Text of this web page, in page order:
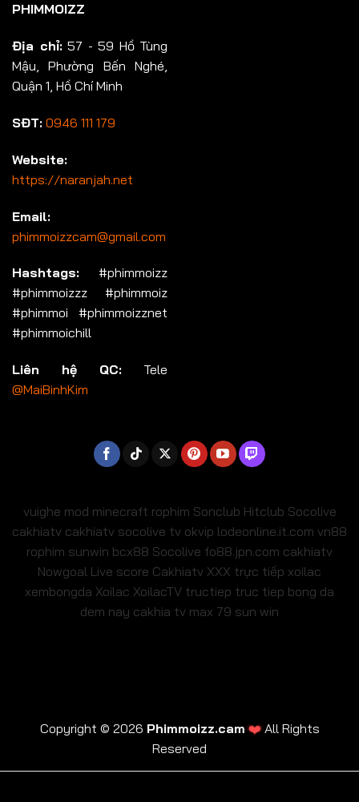
PHIMMOIZZ
Địa chỉ:57 - 59 Hồ Tùng
Mậu, Phường Bến Nghé,
Quận 1, Hồ Chí Minh
SĐT: 0946 111 179
Website:
https://naranjah.net
Email:
phimmoizzcam@gmail.com
Hashtags: #phimmoizz
#phimmoizzz #phimmoiz
#phimmoi #phimmoizznet
#phimmoichill
Liên hệ QC: Tele
@MaiBinhKim
vuighe mod minecraft rophim Sonclub Hitclub Socolive
cakhiatv cakhiatv socolive tv okvip lodeonline.it.com vn88
rophim sunwin bcx88 Socolive fo88.jpn.com cakhiatv
Nowgoal Live score Cakhiatv XXX trực tiếp xoilac
xembongda Xoilac XoilacTV tructiep truc tiep bong da
dem nay cakhia tv max 79 sun win
Copyright © 2026 Phimmoizz.cam❤️All Rights
Reserved